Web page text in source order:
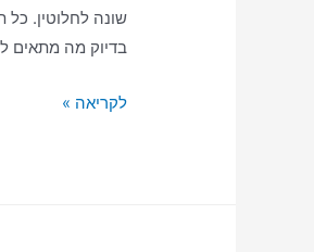
שונה לחלוטין.
בדיוק מה מתאים
לקריאה »